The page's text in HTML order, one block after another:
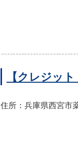
【クレジッ
住所：兵庫県西宮市